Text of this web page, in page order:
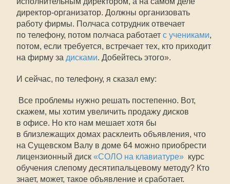
директор-организатор. Должны организовать
работу фирмы. Полчаса сотрудник отвечает
по телефону, потом полчаса работает с учениками,
потом, если требуется, встречает тех, кто приходит
на фирму за дисками. Добейтесь этого».
И сейчас, по телефону, я сказал ему:
 Все проблемы нужно решать постепенно. Вот,
скажем, мы хотим увеличить продажу дисков
в офисе. Но кто нам мешает хотя бы
в близлежащих домах расклеить объявления, что
на Сущевском Валу в доме 64 можно приобрести
лицензионный диск «СОЛО на клавиатуре»  курс
обучения слепому десятипальцевому методу? Кто
знает, может, такое объявление и сработает.